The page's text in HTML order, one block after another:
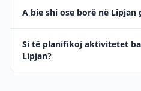
A bie shi ose borë në
Si të planifikoj aktivitetet
Lipjan?